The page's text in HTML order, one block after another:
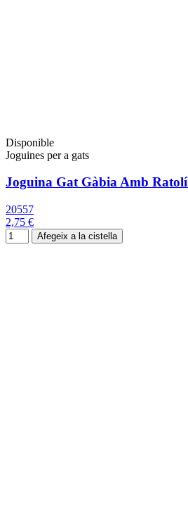
Disponible
Joguines per a gats
Joguina Gat Gàbia Amb
20557
2,75 €
Afegeix a la cistella